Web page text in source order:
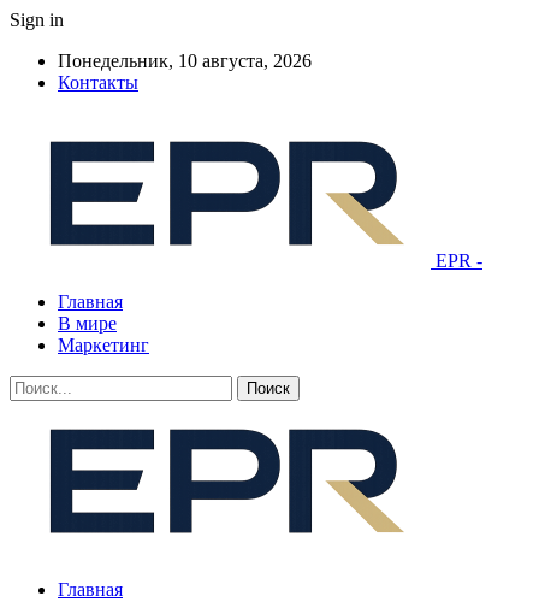
Sign in
Понедельник, 10 августа, 2026
Контакты
EPR -
Главная
В мире
Маркетинг
Главная